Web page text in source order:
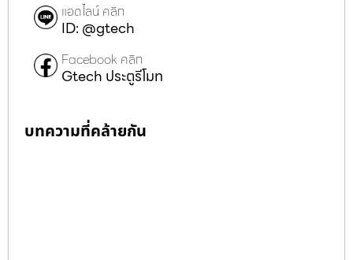
แอดไลน์ คลิก
ID: @gtech
Facebook คลิก
Gtech ประตูรีโมท
บทความที่คล้ายกัน